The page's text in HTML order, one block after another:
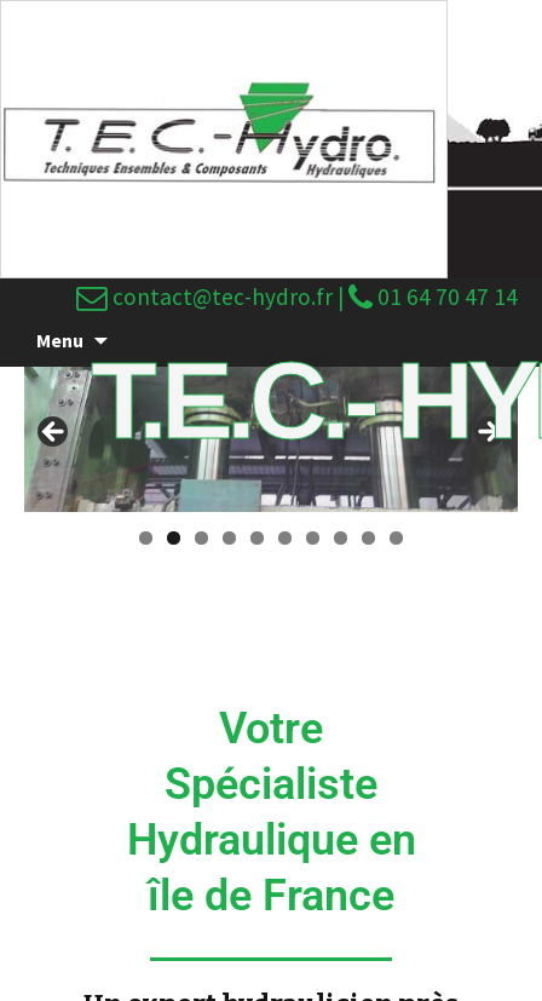
contact@tec-hydro.fr | 01 64 70 47 14
Menu
0
T.E.C.-
Votre
Spécialiste
Hydraulique en
île de France